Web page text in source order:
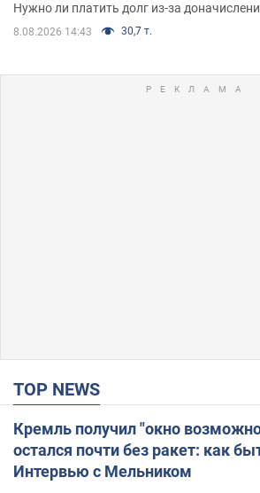
Нужно ли платить долг из-за
8.08.2026 14:43 30,7 т.
TOP NEWS
Кремль получил "окно
остался почти без ракет: как
Интервью с Мельником